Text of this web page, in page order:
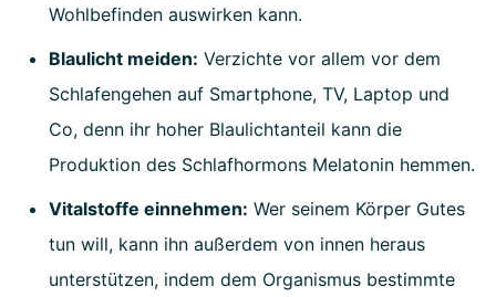
Wohlbefinden auswirken kann.
Blaulicht meiden: Verzichte vor allem vor dem
Schlafengehen auf Smartphone, TV, Laptop und
Co, denn ihr hoher Blaulichtanteil kann die
Produktion des Schlafhormons Melatonin hemmen.
Vitalstoffe einnehmen: Wer seinem Körper Gutes
tun will, kann ihn außerdem von innen heraus
unterstützen, indem dem Organismus bestimmte